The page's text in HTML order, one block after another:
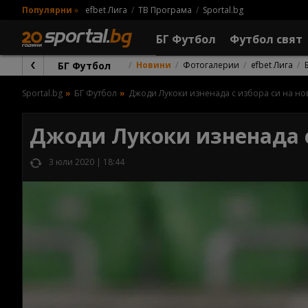
Популярни » efbet Лига ТВ Програма Sportal.bg
БГ Футбол Футбол свят
БГ Футбол Новини Фотогалерии efbet Лига
Sportal.bg БГ Футбол Джоди Лукоки изненада с избора си на
Джоди Лукоки изненада
3 юли 2020 | 18:44